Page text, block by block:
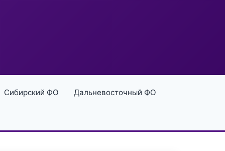
Сибирский ФО Дальневосточный ФО